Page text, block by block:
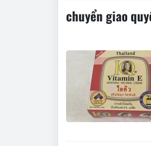
chuyển giao